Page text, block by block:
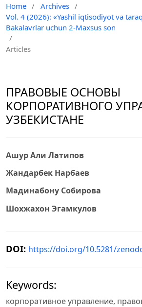
Home / Archives /
Vol. 4 (2026): «Yashil iqtisodiyot va
Bakalavrlar uchun 2-Maxsus son
/
Articles
ПРАВОВЫЕ ОСНОВЫ
КОРПОРАТИВНОГО
УЗБЕКИСТАНЕ
Ашур Али Латипов
Жандарбек Нарбаев
Мадинабону Собирова
Шохжахон Эгамкулов
DOI: https://doi.org/10.5281/
Keywords:
корпоративное управление,